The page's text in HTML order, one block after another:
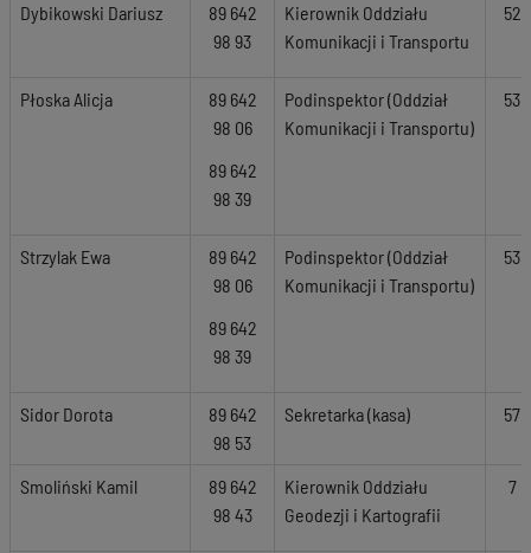
Dybikowski Dariusz
89 642
98 93
Kierownik Oddziału
Komunikacji i Transportu
52
Płoska Alicja
89 642
98 06
89 642
98 39
Podinspektor (Oddział
Komunikacji i Transportu)
53
Strzylak Ewa
89 642
98 06
89 642
98 39
Podinspektor (Oddział
Komunikacji i Transportu)
53
Sidor Dorota
89 642
98 53
Sekretarka (kasa) 57
Smoliński Kamil
89 642
98 43
Kierownik Oddziału
Geodezji i Kartografii
7